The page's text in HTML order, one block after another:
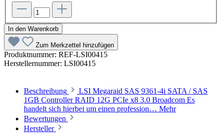
In den Warenkorb
Zum Merkzettel hinzufügen
Produktnummer: REF-LSI00415
Herstellernummer: LSI00415
Beschreibung
LSI Megaraid SAS 9361-4i SATA / SAS
1GB Controller RAID 12G PCIe x8 3.0 Broadcom Es
handelt sich hierbei um einen profession… Mehr
Bewertungen
Hersteller